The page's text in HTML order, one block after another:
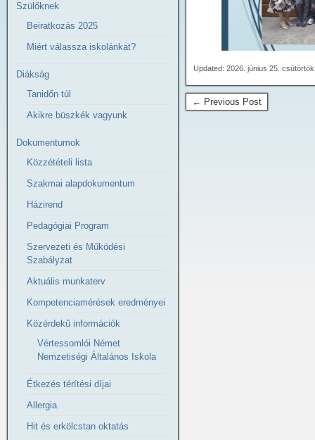
Updated: 2026. június 25.
← Previous Post
Szülőknek
Beiratkozás 2025
Miért válassza iskolánkat?
Diákság
Tanidőn túl
Akikre büszkék vagyunk
Dokumentumok
Közzétételi lista
Szakmai alapdokumentum
Házirend
Pedagógiai Program
Szervezeti és Működési
Szabályzat
Aktuális munkaterv
Kompetenciamérések eredményei
Közérdekű információk
Vértessomlói Német
Nemzetiségi Általános Iskola
Étkezés térítési díjai
Allergia
Hit és erkölcstan oktatás